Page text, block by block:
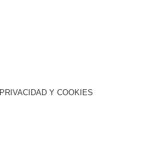
Y COOKIES